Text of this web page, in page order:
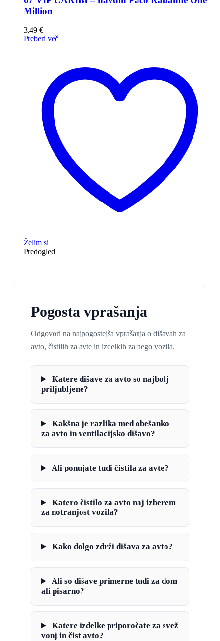
Million
3,49 €
Preberi več
Želim si
Predogled
Pogosta vprašanja
Odgovori na najpogostejša vprašanja o dišavah za
avto, čistilih za avte in izdelkih za nego vozila.
Katere dišave za avto so najbolj
priljubljene?
Kakšna je razlika med obešanko
za avto in ventilacijsko dišavo?
Ali ponujate tudi čistila za avte?
Katero čistilo za avto naj izberem
za notranjost vozila?
Kako dolgo zdrži dišava za avto?
Ali so dišave primerne tudi za dom
ali pisarno?
Katere izdelke priporočate za svež
vonj in čist avto?